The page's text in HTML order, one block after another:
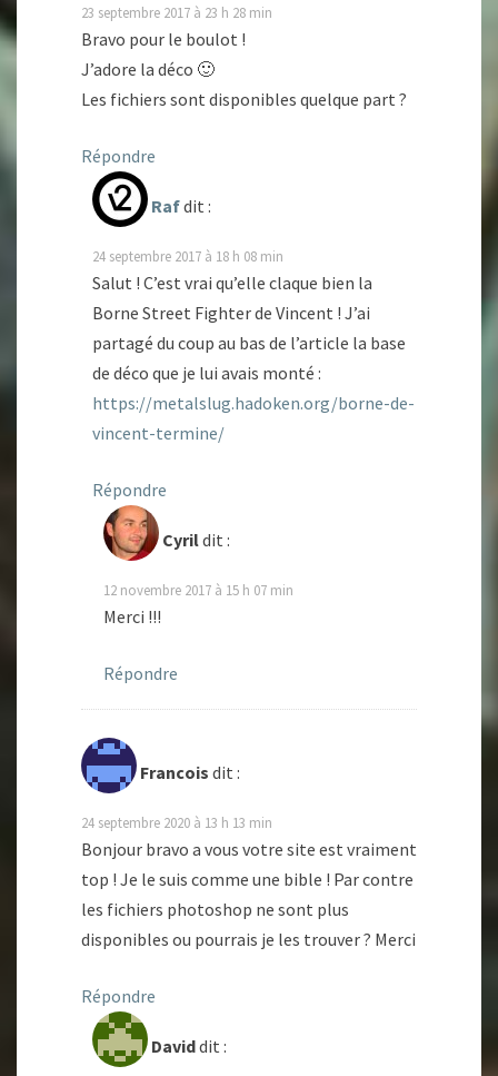
23 septembre 2017 à 23 h 28 min
Bravo pour le boulot !
J’adore la déco 🙂
Les fichiers sont disponibles quelque part ?
Répondre
Rafdit :
24 septembre 2017 à 18 h 08 min
Salut ! C’est vrai qu’elle claque bien la
Borne Street Fighter de Vincent ! J’ai
partagé du coup au bas de l’article la base
de déco que je lui avais monté :
https://metalslug.hadoken.org/borne-de-
vincent-termine/
Répondre
Cyrildit :
12 novembre 2017 à 15 h 07 min
Merci !!!
Répondre
Francois dit :
24 septembre 2020 à 13 h 13 min
Bonjour bravo a vous votre site est vraiment
top ! Je le suis comme une bible ! Par contre
les fichiers photoshop ne sont plus
disponibles ou pourrais je les trouver ? Merci
Répondre
Daviddit :